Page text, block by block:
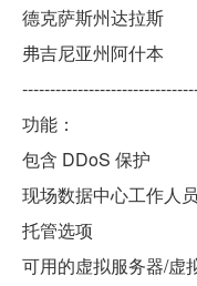
德克萨斯州达拉斯
弗吉尼亚州阿什本
功能：
包含 DDoS 保护
现场数据中心工作人
托管选项
可用的虚拟服务器/虚